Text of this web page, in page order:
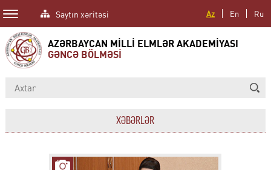
Az En Ru
Saytın xəritəsi
AZƏRBAYCAN MİLLİ ELMLƏR AKADEMİYASI
GƏNCƏ BÖLMƏSİ
XƏBƏRLƏR